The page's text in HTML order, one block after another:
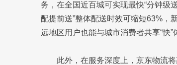
务，在全国近百城可实现最快“分钟级
配提前送”整体配送时效可缩短63%，
远地区用户也能与城市消费者共享“快”
此外，在服务深度上，京东物流